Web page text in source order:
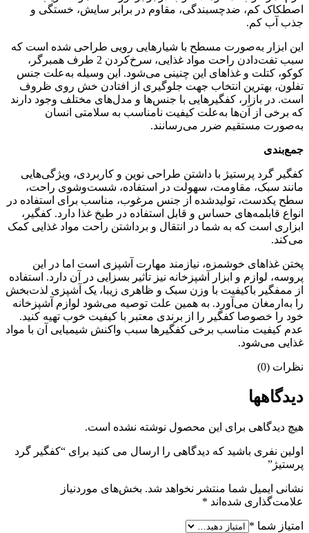
اصطکاک کم، ضدچسبندگی، مقاوم در برابر سایش، خستگی و
جذب آب کم.
این ابزار به‌صورت مسطح با شیارهایی رویی طراحی شده است که
سبب تفت‌دادن راحت مواد غذایی، سرخ‌کردن 2 طرف همبرگر،
کوکو، کتلت و غذاهای این چنینی می‌شود. این وسیله به‌علت جنس
تفلون، بهترین انتخاب جهت جلوگیری از افتادن خش روی ظروف
است. در بازار، کفگیرهایی با جنس‌ها و مدل‌های مختلف وجود دارند
که برخی از آن‌ها به‌علت کیفیت نامناسب به سلامتی انسان
به‌صورت مستقیم ضرر می‌رسانند.
جمع‌بندی
کفگیر گرد پرستیژ با داشتن طراحی نوین و کاربردی، ویژگی‌هایی
مانند سبک، مقاومت، سهولت در استفاده، شست‌وشوی راحت،
سطح یکدست، تولیدشده از جنس مرغوب، مناسب برای استفاده در
انواع قابلمه‌های حساس و قابل استفاده در طبخ غذا دارد. کفگیر،
ابزاری است که به شما در انتقال و برداشتن راحت مواد غذایی کمک
می‌کند.
پختن غذاهای خوشمزه، نیازمند مهارت آشپزی است اما در این
پروسه، لوازم و ابزار آشپزخانه نیز تأثیر بسزایی در آن دارد. استفاده
از ممفگیر باکیفیت با وزن سبک و ظاهری زیبا، یک آشپزی لذت‌بخش
را به‌ارمغان می‌آورد. به همین علت توصیه می‌شود لوازم آشپزخانه
خود را خصوصا کفگیر را از برندی معتبر با کیفیت خوب تهیه کنید.
عدم کیفیت مناسب برخی کفگیرها سبب واکنش شیمیایی آن با مواد
غذایی می‌شود.
نظرات (0)
دیدگاهها
هیچ دیدگاهی برای این محصول نوشته نشده است.
اولین نفری باشید که دیدگاهی را ارسال می کنید برای “کفگیر گرد
پرستیژ”
نشانی ایمیل شما منتشر نخواهد شد. بخش‌های موردنیاز
علامت‌گذاری شده‌اند *
امتیاز شما *